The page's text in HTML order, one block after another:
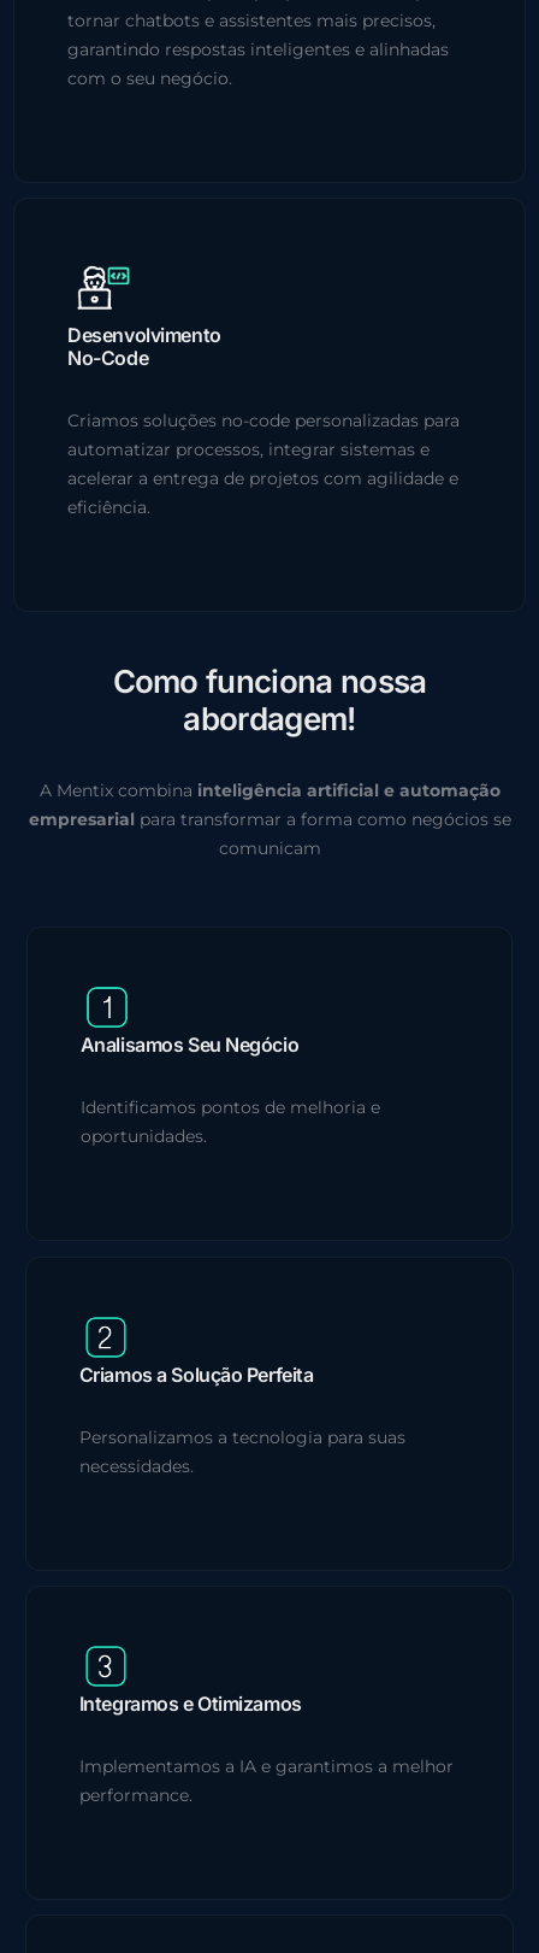
tornar chatbots e assistentes mais precisos,
garantindo respostas inteligentes e alinhadas
com o seu negócio.
Desenvolvimento
No-Code
Criamos soluções no-code personalizadas para
automatizar processos, integrar sistemas e
acelerar a entrega de projetos com agilidade e
eficiência.
Como funciona nossa
abordagem!
A Mentix combina inteligência artificial e automação
empresarial para transformar a forma como negócios se
comunicam
Analisamos Seu Negócio
Identificamos pontos de melhoria e
oportunidades.
Criamos a Solução Perfeita
Personalizamos a tecnologia para suas
necessidades.
Integramos e Otimizamos
Implementamos a IA e garantimos a melhor
performance.